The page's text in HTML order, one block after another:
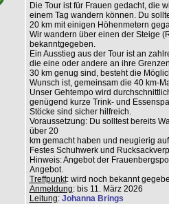
Die Tour ist für Frauen gedacht, die
einem Tag wandern können. Du
20 km mit einigen Höhenmetern
Wir wandern über einen der Steige
bekanntgegeben.
Ein Ausstieg aus der Tour ist an
die eine oder andere an ihre
30 km genug sind, besteht die
Wunsch ist, gemeinsam die 40 km-
Unser Gehtempo wird
genügend kurze Trink- und
Stöcke sind sicher hilfreich.
Voraussetzung: Du solltest bereits
über 20
km gemacht haben und neugierig
Festes Schuhwerk und
Hinweis: Angebot der
Angebot.
Treffpunkt: wird noch bekannt
Anmeldung: bis 11. März 2026
Leitung: Johanna Brings